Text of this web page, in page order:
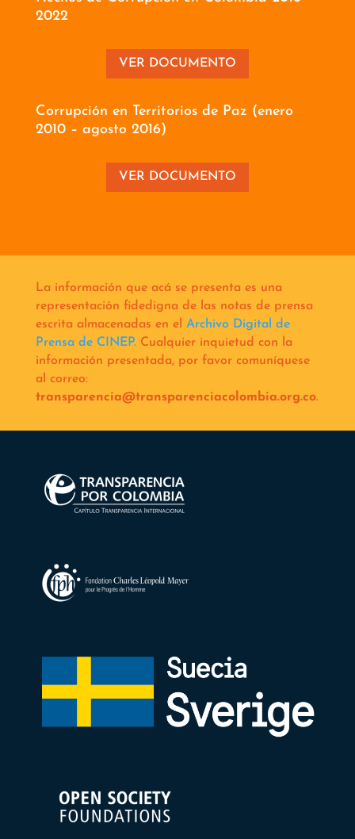
2022
VER DOCUMENTO
Corrupción en Territorios de Paz (enero
2010 – agosto 2016)
VER DOCUMENTO
La información que acá se presenta es una
representación fidedigna de las notas de prensa
escrita almacenadas en el Archivo Digital de
Prensa de CINEP.Cualquier inquietud con la
información presentada, por favor comuníquese
al correo:
transparencia@transparenciacolombia.org.co.